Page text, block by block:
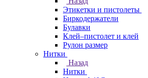
Этикетки и пистолеты
Биркодержатели
Булавки
Клей–пистолет и клей
Рулон размер
Нитки
Назад
Нитки